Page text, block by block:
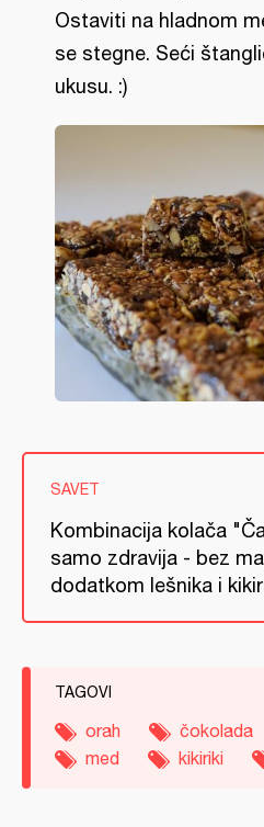
Ostaviti na hladnom
se stegne. Seći
ukusu. :)
SAVET
Kombinacija kolača
samo zdravija - bez
dodatkom lešnika i
TAGOVI
orah čokolada
med
kikiriki